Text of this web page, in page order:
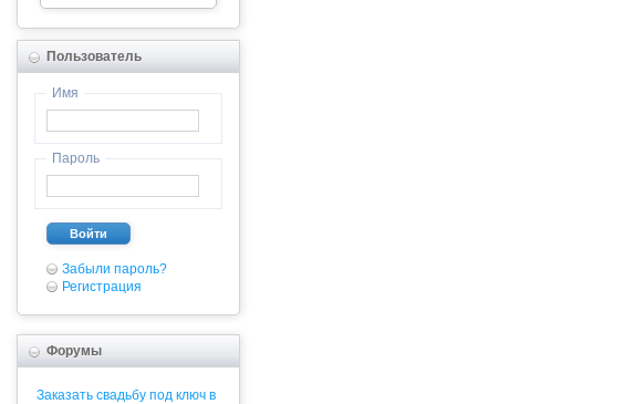
Пользователь
Имя
Пароль
Войти
Забыли пароль?
Регистрация
Форумы
Заказать свадьбу под ключ в